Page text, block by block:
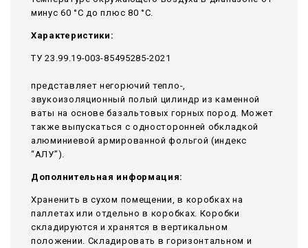
минус 60 °С до плюс 80 °С.
Характеристики:
ТУ 23.99.19-003-85495285-2021
представляет негорючий тепло-,
звукоизоляционный полый цилиндр из каменной
ваты на основе базальтовых горных пород. Может
также выпускаться с односторонней обкладкой
алюминиевой армированной фольгой (индекс
“АЛУ”).
Дополнительная информация:
Храненить в сухом помещении, в коробках на
паллетах или отдельно в коробках. Коробки
складируются и хранятся в вертикальном
положении. Складировать в горизонтальном и